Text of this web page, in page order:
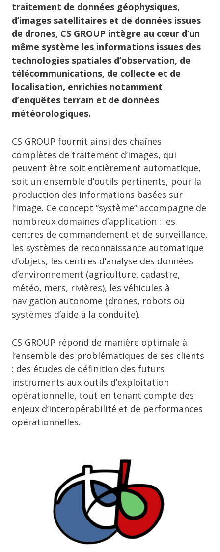
traitement de données géophysiques,
d’images satellitaires et de données issues
de drones, CS GROUP intègre au cœur d’un
même système les informations issues des
technologies spatiales d’observation, de
télécommunications, de collecte et de
localisation, enrichies notamment
d’enquêtes terrain et de données
météorologiques.
CS GROUP fournit ainsi des chaînes
complètes de traitement d’images, qui
peuvent être soit entièrement automatique,
soit un ensemble d’outils pertinents, pour la
production des informations basées sur
l’image. Ce concept “système” accompagne de
nombreux domaines d’application : les
centres de commandement et de surveillance,
les systèmes de reconnaissance automatique
d’objets, les centres d’analyse des données
d’environnement (agriculture, cadastre,
météo, mers, rivières), les véhicules à
navigation autonome (drones, robots ou
systèmes d’aide à la conduite).
CS GROUP répond de manière optimale à
l’ensemble des problématiques de ses clients
: des études de définition des futurs
instruments aux outils d’exploitation
opérationnelle, tout en tenant compte des
enjeux d’interopérabilité et de performances
opérationnelles.